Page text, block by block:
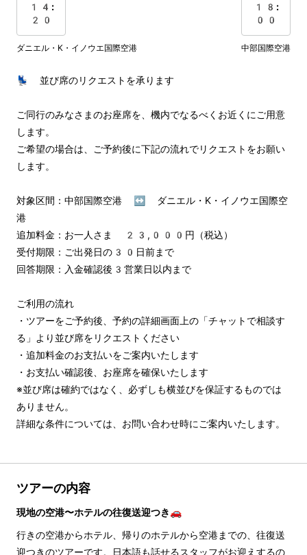
14:
20
18:
00
ダニエル・K・イノウエ国際空港 中部国際空港
💺 並び席のリクエストを承ります
ご同行のみなさまのお座席を、機内でなるべくお近くにご用意
します。
ご希望の場合は、ご予約後に下記の流れでリクエストをお願い
します。
対象区間：中部国際空港 ↔︎ ダニエル・K・イノウエ国際空
港
追加料金：お一人さま 23,000円（税込）
受付期限：ご出発日の30日前まで
回答期限：入金確認後3営業日以内まで
ご利用の流れ
・ツアーをご予約後、予約の詳細画面上の「チャットで相談す
る」より並び席をリクエストください
・追加料金のお支払いをご案内いたします
・お支払い確認後、お座席を確保いたします
※並び席は確約ではなく、必ずしも横並びを保証するものでは
ありません。
詳細な条件については、お問い合わせ時にご案内いたします。
ツアーの内容
現地の空港〜ホテルの往復送迎つき🚗
行きの空港からホテル、帰りのホテルから空港までの、往復送
迎つきのツアーです。日本語も話せるスタッフがお迎えするの